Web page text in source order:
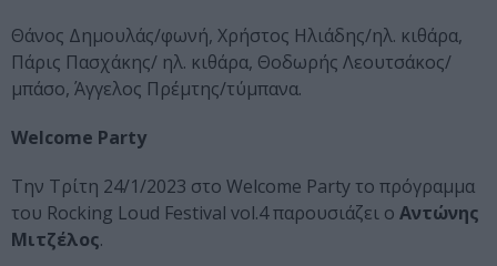
Θάνος Δημουλάς/φωνή, Χρήστος Ηλιάδης/ηλ. κιθάρα,
Πάρις Πασχάκης/ ηλ. κιθάρα, Θοδωρής Λεουτσάκος/
μπάσο, Άγγελος Πρέμτης/τύμπανα.
Welcome Party
Την Τρίτη 24/1/2023 στο Welcome Party το πρόγραμμα
του Rocking Loud Festival vol.4 παρουσιάζει ο Αντώνης
Μιτζέλος.